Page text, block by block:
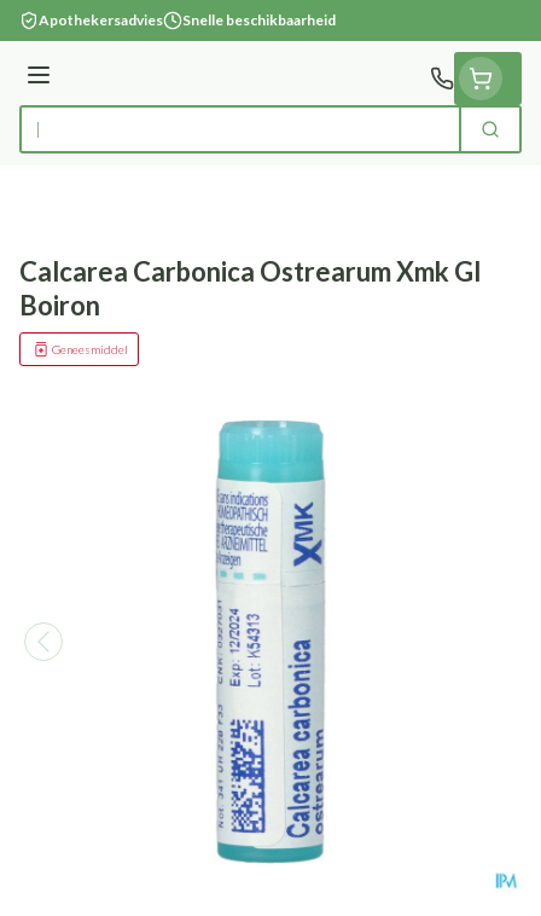
Ga naar de inhoud
Apothekersadvies Snelle beschikbaarheid
Menu
Product, merk, categorie... Zoek
Calcarea Carbonica Ostrearum Xmk Gl
Boiron
Geneesmiddel